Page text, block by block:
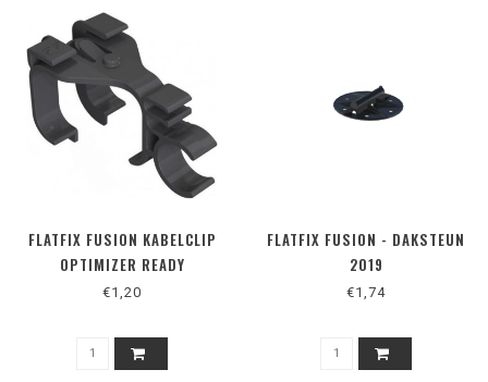
FLATFIX FUSION KABELCLIP
OPTIMIZER READY
€1,20
FLATFIX FUSION - DAKSTEUN
2019
€1,74